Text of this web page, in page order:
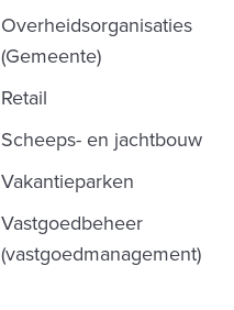
Overheidsorganisaties
(Gemeente)
Retail
Scheeps- en jachtbouw
Vakantieparken
Vastgoedbeheer
(vastgoedmanagement)